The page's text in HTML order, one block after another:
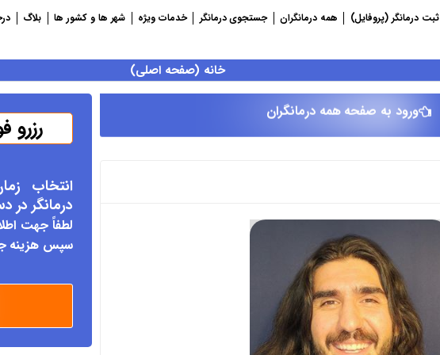
ثبت درمانگر (پروفایل) همه درمانگران جستجوی درمانگر خدمات ویژه شهر ها و کشور ها بلاگ
خانه (صفحه اصلی)
ورود به صفحه همه درمانگران رزرو
انتخاب
درمانگر در
لطفاً جهت
سپس هزینه